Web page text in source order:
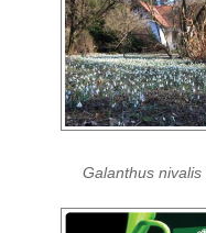
Galanthus nivalis